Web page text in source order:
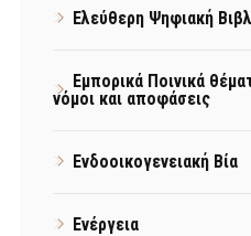
Ελεύθερη Ψηφιακή
Εμπορικά Ποινικά
νόμοι και αποφάσεις
Ενδοοικογενειακή Βία
Ενέργεια